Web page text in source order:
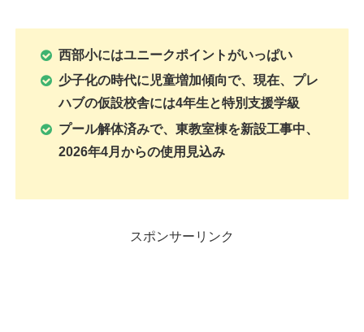
西部小にはユニークポイントがいっぱい
少子化の時代に児童増加傾向で、現在、プレ
ハブの仮設校舎には4年生と特別支援学級
プール解体済みで、東教室棟を新設工事中、
2026年4月からの使用見込み
スポンサーリンク